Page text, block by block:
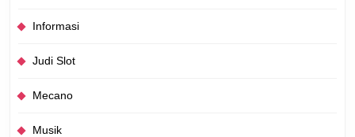
Informasi
Judi Slot
Mecano
Musik